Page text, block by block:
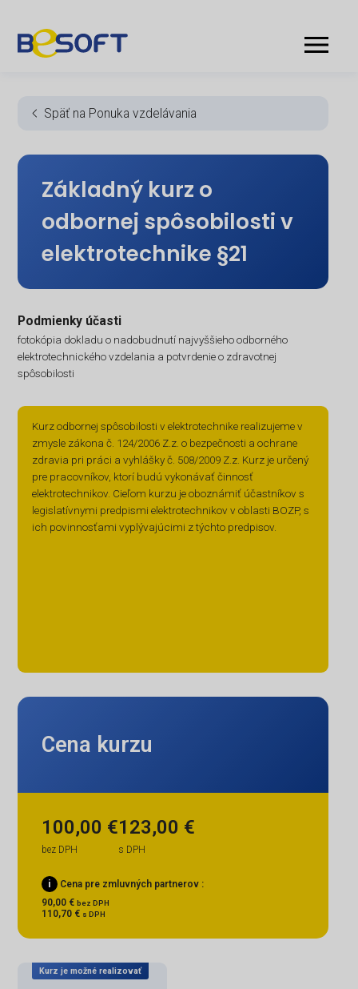
Späť na Ponuka vzdelávania
Základný kurz o
odbornej spôsobilosti v
elektrotechnike §21
Podmienky účasti
fotokópia dokladu o nadobudnutí najvyššieho odborného
elektrotechnického vzdelania a potvrdenie o zdravotnej
spôsobilosti
Kurz odbornej spôsobilosti v elektrotechnike realizujeme v
zmysle zákona č. 124/2006 Z.z. o bezpečnosti a ochrane
zdravia pri práci a vyhlášky č. 508/2009 Z.z. Kurz je určený
pre pracovníkov, ktorí budú vykonávať činnosť
elektrotechnikov. Cieľom kurzu je oboznámiť účastníkov s
legislatívnymi predpismi elektrotechnikov v oblasti BOZP, s
ich povinnosťami vyplývajúcimi z týchto predpisov.
Cena kurzu
100,00 €
bez DPH
123,00 €
s DPH
i
Cena pre zmluvných partnerov :
90,00 € bez DPH
110,70 € s DPH
Kurz je možné realizovať